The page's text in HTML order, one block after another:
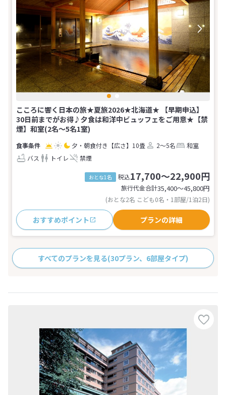
こころに響く日本の旅★夏旅2026★北海道★ 【早期申込】
30日前までがお得♪夕食は和洋中ビュッフェをご用意★【禁
煙】和室(2名～5名1室)
夕・朝食付き 【広さ】10畳 2～5名
和室
バス
トイレ 禁煙
おとな1名 税込17,700～22,900円
旅行代金合計35,400〜45,800円
(おとな2名 こども0名・1部屋/1泊2日)
おすすめポイント プランの詳細
すべてのプランを見る(30プラン、6部屋タイプ)